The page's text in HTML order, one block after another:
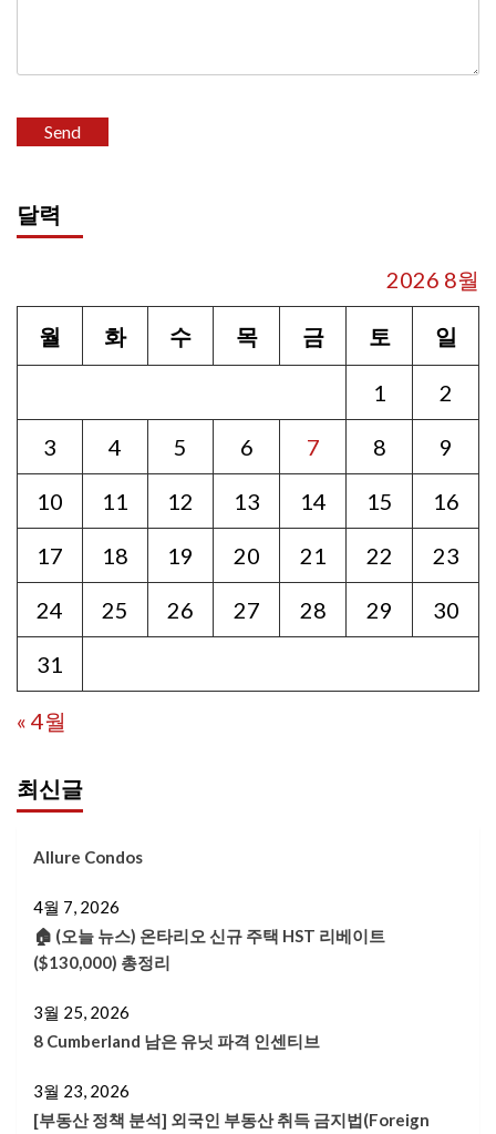
달력
2026 8월
월 화 수 목 금 토 일
1 2
3 4 5 6 7 8 9
10 11 12 13 14 15 16
17 18 19 20 21 22 23
24 25 26 27 28 29 30
31
« 4월
최신글
Allure Condos
4월 7, 2026
🏠 (오늘 뉴스) 온타리오 신규 주택 HST 리베이트
($130,000) 총정리
3월 25, 2026
8 Cumberland 남은 유닛 파격 인센티브
3월 23, 2026
[부동산 정책 분석] 외국인 부동산 취득 금지법(Foreign